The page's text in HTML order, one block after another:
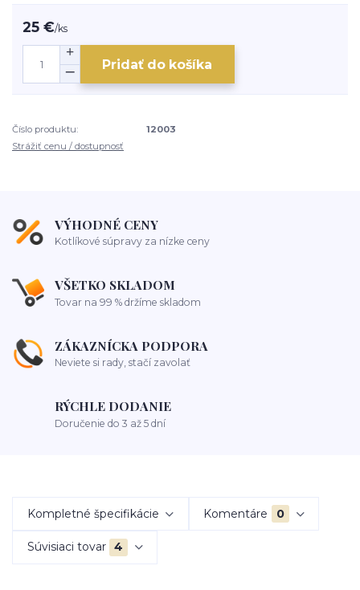
25 €/ks
Pridať do košíka
Číslo produktu:
12003
Strážiť cenu / dostupnosť
VÝHODNÉ CENY
Kotlíkové súpravy za nízke ceny
VŠETKO SKLADOM
Tovar na 99 % držíme skladom
ZÁKAZNÍCKA PODPORA
Neviete si rady, stačí zavolať
RÝCHLE DODANIE
Doručenie do 3 až 5 dní
Kompletné špecifikácie Komentáre 0
Súvisiaci tovar 4